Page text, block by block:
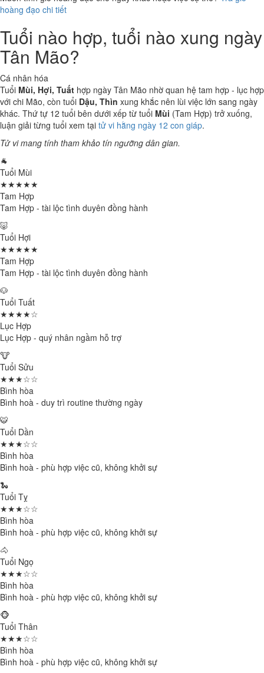
hoàng đạo chi tiết
Tuổi nào hợp, tuổi nào xung ngày
Tân Mão?
Cá nhân hóa
Tuổi Mùi, Hợi, Tuất hợp ngày Tân Mão nhờ quan hệ tam hợp - lục hợp
với chi Mão, còn tuổi Dậu, Thìn xung khắc nên lùi việc lớn sang ngày
khác. Thứ tự 12 tuổi bên dưới xếp từ tuổi Mùi (Tam Hợp) trở xuống,
luận giải từng tuổi xem tại tử vi hằng ngày 12 con giáp.
Tử vi mang tính tham khảo tín ngưỡng dân gian.
🐐
Tuổi Mùi
★★★★★
Tam Hợp
Tam Hợp - tài lộc tình duyên đồng hành
🐷
Tuổi Hợi
★★★★★
Tam Hợp
Tam Hợp - tài lộc tình duyên đồng hành
🐶
Tuổi Tuất
★★★★☆
Lục Hợp
Lục Hợp - quý nhân ngầm hỗ trợ
🐮
Tuổi Sửu
★★★☆☆
Bình hòa
Bình hoà - duy trì routine thường ngày
🐯
Tuổi Dần
★★★☆☆
Bình hòa
Bình hoà - phù hợp việc cũ, không khởi sự
🐍
Tuổi Tỵ
★★★☆☆
Bình hòa
Bình hoà - phù hợp việc cũ, không khởi sự
🐴
Tuổi Ngọ
★★★☆☆
Bình hòa
Bình hoà - phù hợp việc cũ, không khởi sự
🐵
Tuổi Thân
★★★☆☆
Bình hòa
Bình hoà - phù hợp việc cũ, không khởi sự